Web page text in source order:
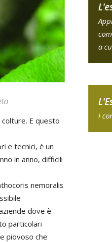
E questo
e tecnici, è un
in anno, difficili
nemoralis
dove è
particolari
piovoso che
a
I